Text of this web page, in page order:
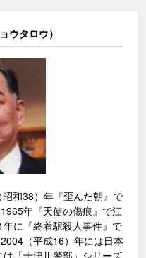
ウタロウ）
和38）年『歪んだ朝』で
年『天使の傷痕』で江
に『終着駅殺人事件』で
（平成16）年には日本
「十津川警部」シリーズ